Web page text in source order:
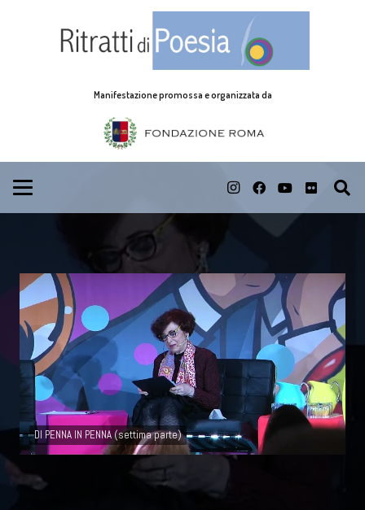
Manifestazione promossa e organizzata da
DI PENNA IN PENNA (settima parte)